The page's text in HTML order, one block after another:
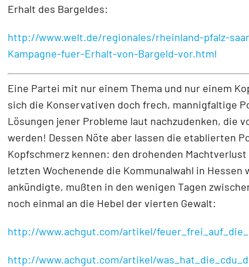
Erhalt des Bargeldes:
http://www.welt.de/regionales/rheinland-pfalz-
Kampagne-fuer-Erhalt-von-Bargeld-vor.html
Eine Partei mit nur einem Thema und nur einem
sich die Konservativen doch frech, mannigfaltige
Lösungen jener Probleme laut nachzudenken, die
werden! Dessen Nöte aber lassen die etablierten
Kopfschmerz kennen: den drohenden
letzten Wochenende die Kommunalwahl in
ankündigte, mußten in den wenigen Tagen
noch einmal an die Hebel der vierten Gewalt:
http://www.achgut.com/artikel/
http://www.achgut.com/artikel/